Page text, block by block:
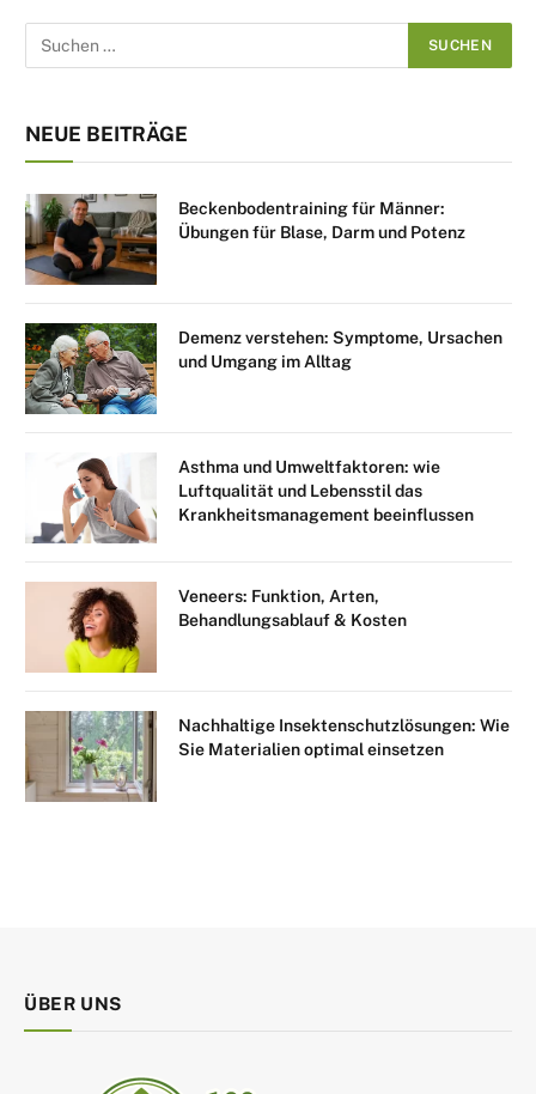
NEUE BEITRÄGE
Beckenbodentraining für Männer:
Übungen für Blase, Darm und Potenz
Demenz verstehen: Symptome, Ursachen
und Umgang im Alltag
Asthma und Umweltfaktoren: wie
Luftqualität und Lebensstil das
Krankheitsmanagement beeinflussen
Veneers: Funktion, Arten,
Behandlungsablauf & Kosten
Nachhaltige Insektenschutzlösungen: Wie
Sie Materialien optimal einsetzen
ÜBER UNS